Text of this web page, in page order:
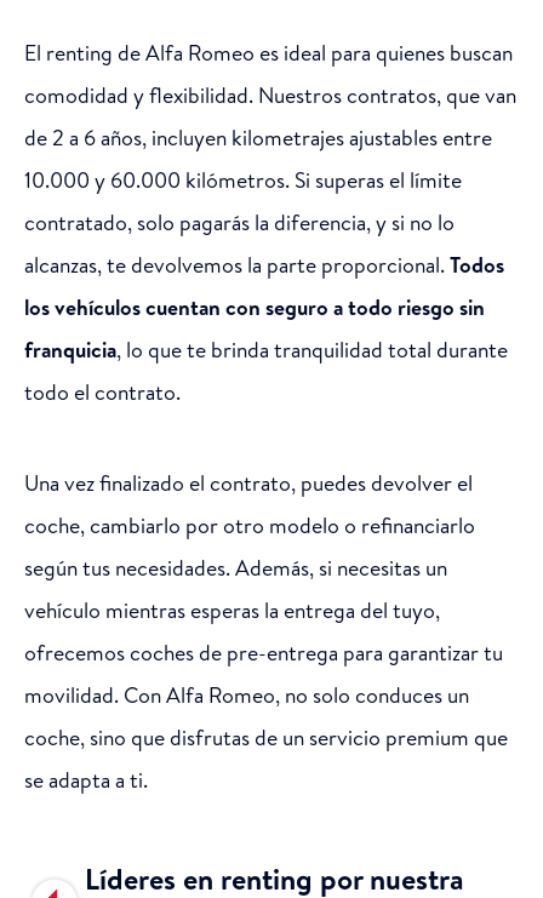
El renting de Alfa Romeo es ideal para quienes buscan
comodidad y flexibilidad. Nuestros contratos, que van
de 2 a 6 años, incluyen kilometrajes ajustables entre
10.000 y 60.000 kilómetros. Si superas el límite
contratado, solo pagarás la diferencia, y si no lo
alcanzas, te devolvemos la parte proporcional.Todos
los vehículos cuentan con seguro a todo riesgo sin
franquicia, lo que te brinda tranquilidad total durante
todo el contrato.
Una vez finalizado el contrato, puedes devolver el
coche, cambiarlo por otro modelo o refinanciarlo
según tus necesidades. Además, si necesitas un
vehículo mientras esperas la entrega del tuyo,
ofrecemos coches de pre-entrega para garantizar tu
movilidad. Con Alfa Romeo, no solo conduces un
coche, sino que disfrutas de un servicio premium que
se adapta a ti.
Líderes en renting por nuestra